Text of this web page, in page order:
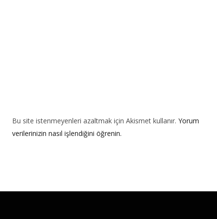
Bu site istenmeyenleri azaltmak için Akismet kullanır. Yorum
verilerinizin nasıl işlendiğini öğrenin.